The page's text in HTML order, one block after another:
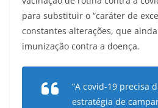
para substituir o “caráter de
constantes alterações, que
imunização contra a doença.
“A covid-19 precisa
estratégia de